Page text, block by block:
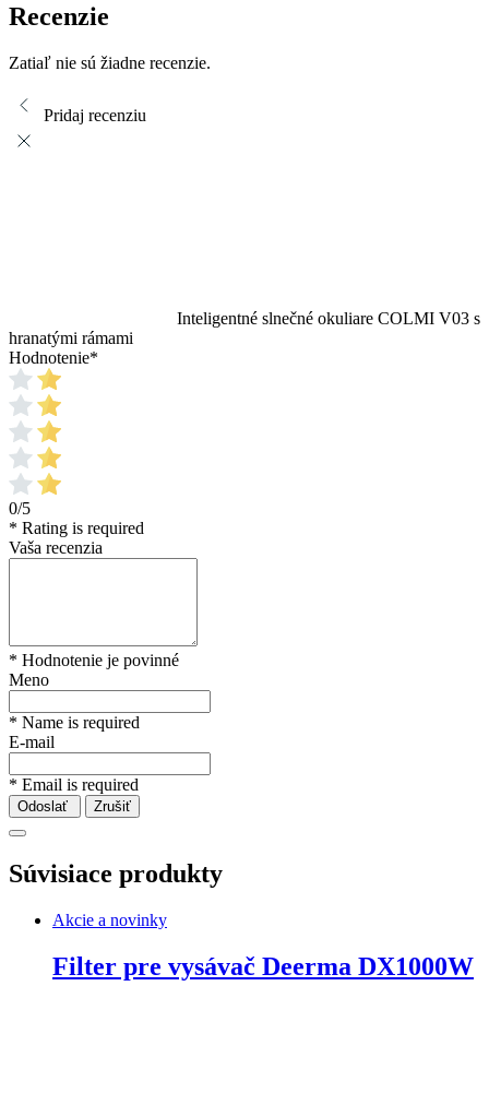
Recenzie
Zatiaľ nie sú žiadne recenzie.
Pridaj recenziu
Inteligentné slnečné okuliare COLMI V03 s
hranatými rámami
Hodnotenie*
0/5
* Rating is required
Vaša recenzia
* Hodnotenie je povinné
Meno
* Name is required
E-mail
* Email is required
Odoslať Zrušiť
Súvisiace produkty
Akcie a novinky
Filter pre vysávač Deerma DX1000W